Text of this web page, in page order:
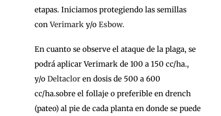
etapas. Iniciamos protegiendo las semillas
conVerimark y/o Esbow.
En cuanto se observe el ataque de la plaga, se
podrá aplicar Verimark de 100 a 150 cc/ha.,
y/o Deltaclor en dosis de 500 a 600
cc/ha.sobre el follaje o preferible en drench
(pateo) al pie de cada planta en donde se puede